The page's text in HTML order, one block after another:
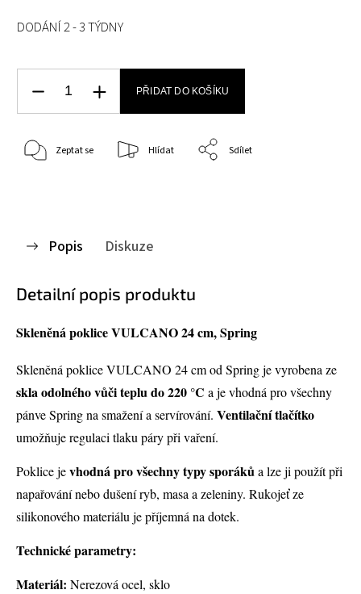
DODÁNÍ 2 - 3 TÝDNY
PŘIDAT DO KOŠÍKU
Zeptat se Hlídat Sdílet
Popis Diskuze
Detailní popis produktu
Skleněná poklice VULCANO 24 cm, Spring
Skleněná poklice VULCANO 24 cm od Spring je vyrobena ze
skla odolného vůči teplu do 220 °C a je vhodná pro všechny
pánve Spring na smažení a servírování. Ventilační tlačítko
umožňuje regulaci tlaku páry při vaření.
Poklice jevhodná pro všechny typy sporákůa lze ji použít při
napařování nebo dušení ryb, masa a zeleniny. Rukojeť ze
silikonového materiálu je příjemná na dotek.
Technické parametry:
Materiál: Nerezová ocel, sklo